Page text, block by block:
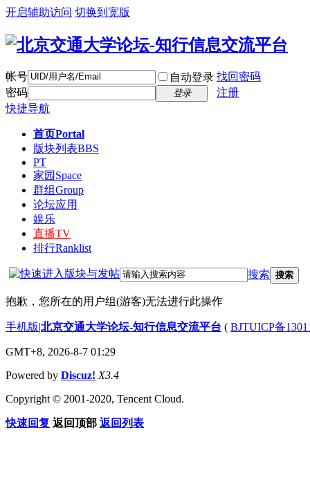
开启辅助访问 切换到宽版
帐号 自动登录 找回密码
密码
登录
注册
快捷导航
首页Portal
版块列表BBS
PT
家园 Space
群组Group
论坛应用
娱乐
直播TV
排行Ranklist
搜索 搜索
抱歉，您所在的用户组(游客)无法进行此操作
手机版|北京交通大学论坛-知行信息交流平台 ( BJTUICP备
GMT+8, 2026-8-7 01:29
Powered by Discuz! X3.4
Copyright © 2001-2020, Tencent Cloud.
快速回复 返回顶部 返回列表